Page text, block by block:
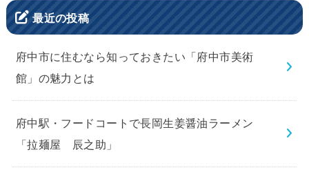
最近の投稿
府中市に住むなら知っておきたい「府中市美術
館」の魅力とは
府中駅・フードコートで長岡生姜醤油ラーメン
「拉麺屋 辰之助」